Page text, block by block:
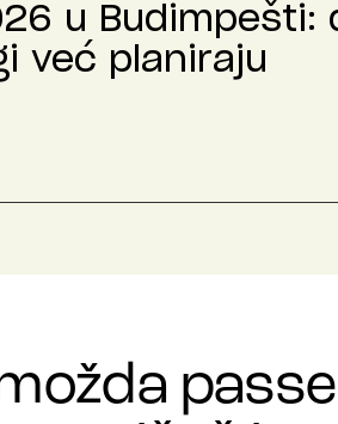
u Budimpešti:
već planiraju